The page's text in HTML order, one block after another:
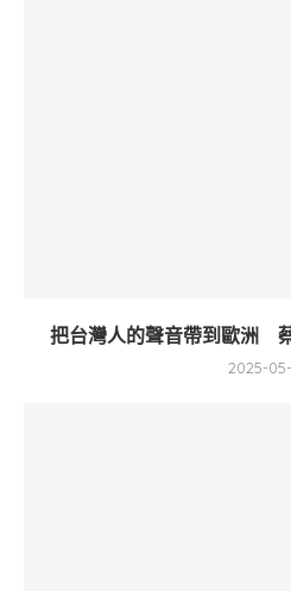
把台灣人的聲音帶到歐洲
2025-05-